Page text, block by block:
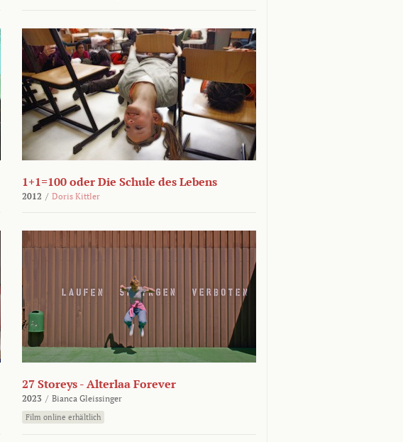
1+1=100 oder Die Schule des Lebens
2012 / Doris Kittler
27 Storeys - Alterlaa Forever
2023 / Bianca Gleissinger
Film online erhältlich